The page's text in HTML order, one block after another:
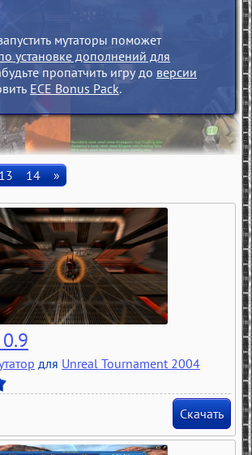
мутаторы поможет
установке дополнений для
пропатчить игру до версии
ECE Bonus Pack.
14 »
для Unreal Tournament 2004
Скачать